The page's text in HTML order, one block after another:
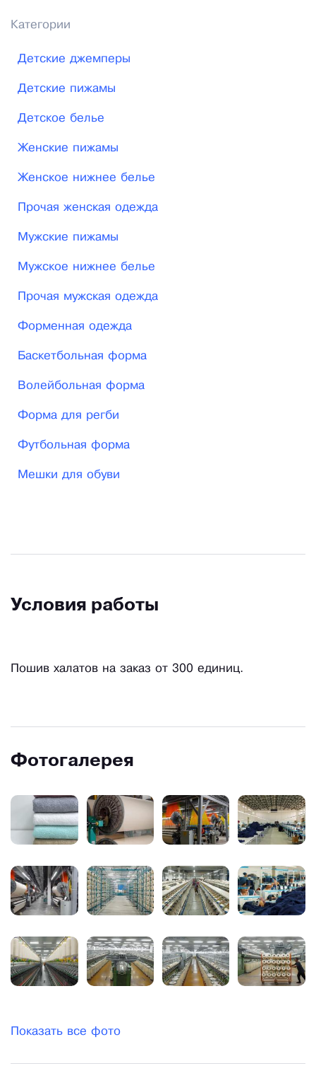
Категории
Детские джемперы
Детские пижамы
Детское белье
Женские пижамы
Женское нижнее белье
Прочая женская одежда
Мужские пижамы
Мужское нижнее белье
Прочая мужская одежда
Форменная одежда
Баскетбольная форма
Волейбольная форма
Форма для регби
Футбольная форма
Мешки для обуви
Условия работы
Пошив халатов на заказ от 300 единиц.
Фотогалерея
Показать все фото